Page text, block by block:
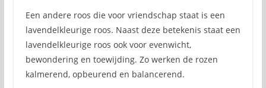
Een andere roos die voor vriendschap staat is een
lavendelkleurige roos. Naast deze betekenis staat een
lavendelkleurige roos ook voor evenwicht,
bewondering en toewijding. Zo werken de rozen
kalmerend, opbeurend en balancerend.